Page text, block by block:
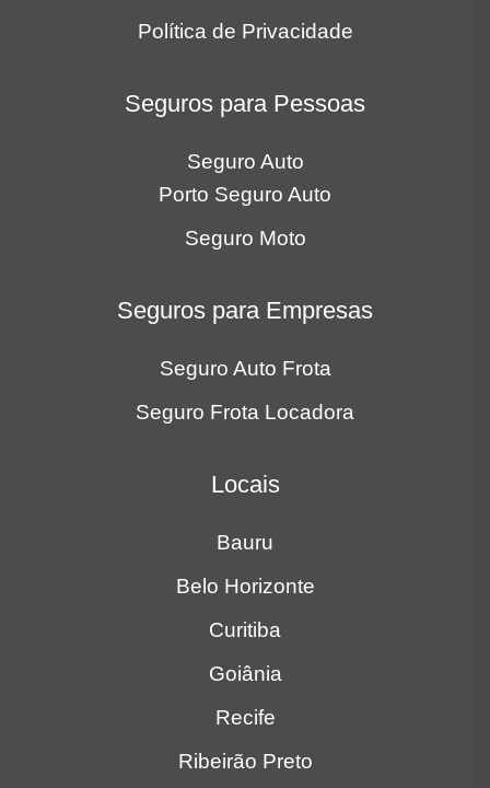
Política de Privacidade
Seguros para Pessoas
Seguro Auto
Porto Seguro Auto
Seguro Moto
Seguros para Empresas
Seguro Auto Frota
Seguro Frota Locadora
Locais
Bauru
Belo Horizonte
Curitiba
Goiânia
Recife
Ribeirão Preto